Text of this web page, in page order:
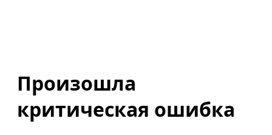
Произошла
критическая ошибка